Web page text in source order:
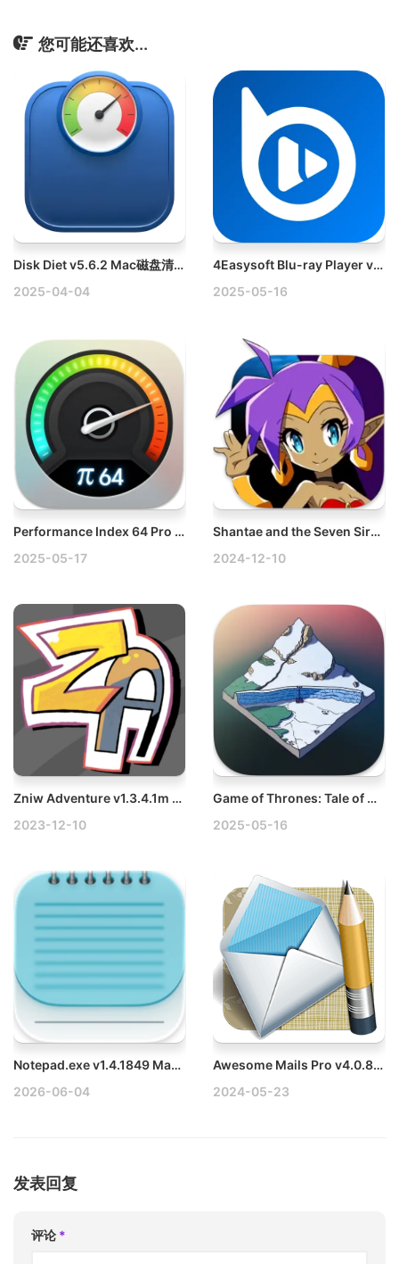
您可能还喜欢...
Disk Diet v5.6.2 Mac磁盘清理工具破解版
2025-04-04
4Easysoft Blu-ray Player v1.0.18 Mac专业蓝光视频播放器破解版
2025-05-16
Performance Index 64 Pro v4.2.8 Mac电脑系统基准测试器 — 硬盘测速工具
2025-05-17
Shantae and the Seven Sirens v2.4.0 Mac桑塔与七神
2024-12-10
Zniw Adventure v1.3.4.1m Mac兹尼的冒险
2023-12-10
Game of Thrones: Tale of Crows v4.1.0 Mac权力游戏乌鸦传说
2025-05-16
Notepad.exe v1.4.1849 Mac量级代码编辑器IDE破解版
2026-06-04
Awesome Mails Pro v4.0.8 Mac电子邮件设计工具破解版
2024-05-23
发表回复
评论 *